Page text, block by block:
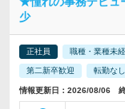
少
正社員 職種・業種未
第二新卒歓迎 転勤なし
情報更新日：2026/08/06